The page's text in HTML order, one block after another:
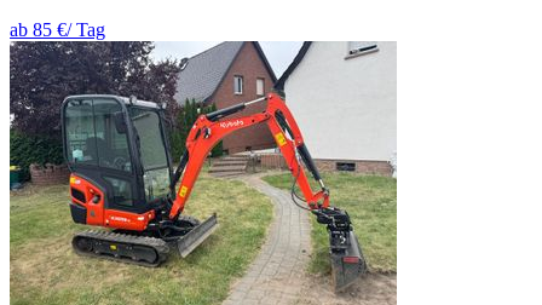
ab 85 €/ Tag